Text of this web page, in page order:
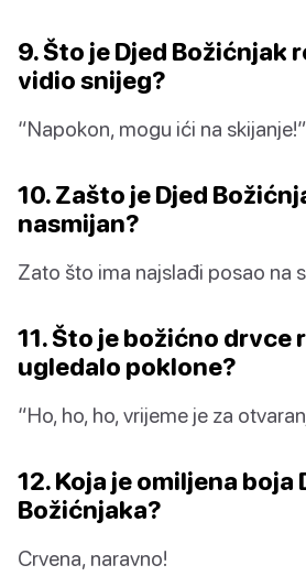
9. Što je Djed Božićnjak
vidio snijeg?
“Napokon, mogu ići na skijanje!”
10. Zašto je Djed
nasmijan?
Zato što ima najslađi posao na
11. Što je božićno drvce
ugledalo poklone?
“Ho, ho, ho, vrijeme je za
12. Koja je omiljena boja
Božićnjaka?
Crvena, naravno!